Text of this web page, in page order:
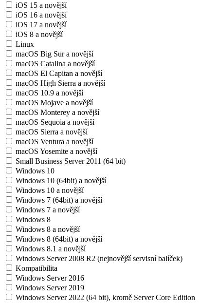
iOS 15 a novější
iOS 16 a novější
iOS 17 a novější
iOS 8 a novější
Linux
macOS Big Sur a novější
macOS Catalina a novější
macOS El Capitan a novější
macOS High Sierra a novější
macOS 10.9 a novější
macOS Mojave a novější
macOS Monterey a novější
macOS Sequoia a novější
macOS Sierra a novější
macOS Ventura a novější
macOS Yosemite a novější
Small Business Server 2011 (64 bit)
Windows 10
Windows 10 (64bit) a novější
Windows 10 a novější
Windows 7 (64bit) a novější
Windows 7 a novější
Windows 8
Windows 8 a novější
Windows 8 (64bit) a novější
Windows 8.1 a novější
Windows Server 2008 R2 (nejnovější servisní balíček)
Kompatibilita
Windows Server 2016
Windows Server 2019
Windows Server 2022 (64 bit), kromě Server Core Edition